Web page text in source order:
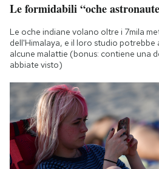
Le formidabili “oche
Le oche indiane volano oltre i 7mila
dell'Himalaya, e il loro studio
alcune malattie (bonus: contiene una
abbiate visto)